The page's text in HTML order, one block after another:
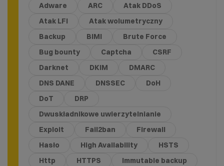
Adware ARC
Atak DDoS
Atak LFI
Atak wolumetryczny
Backup
BIMI
Brute Force
Bug bounty
Captcha
CSRF
Darknet
DKIM
DMARC
DNS DANE
DNSSEC
DoH
DoT
DRP
Dwuskładnikowe uwierzytelnianie
Exploit
Fail2ban
Firewall
Hasło
High Availability
HSTS
Http
HTTPS
Immutable backup